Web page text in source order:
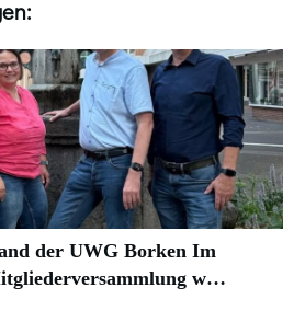
der UWG Borken Im
w…